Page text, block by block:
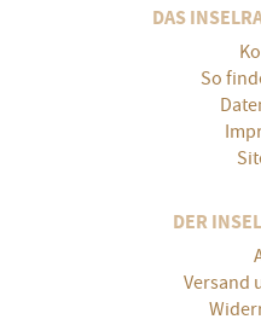
DAS
So
DER
Versand